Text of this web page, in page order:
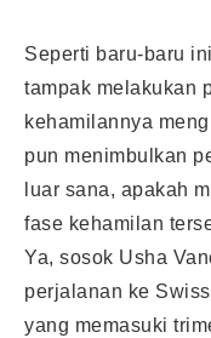
Seperti baru-baru
tampak melakukan
kehamilannya
pun menimbulkan
luar sana, apakah
fase kehamilan
Ya, sosok Usha
perjalanan ke
yang memasuki